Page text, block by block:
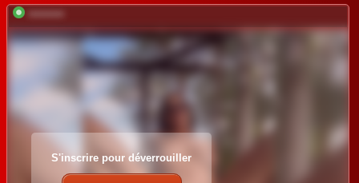
S'inscrire pour déverrouiller